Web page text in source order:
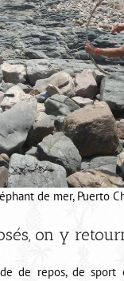
de mer, Puerto
on y
de repos, de